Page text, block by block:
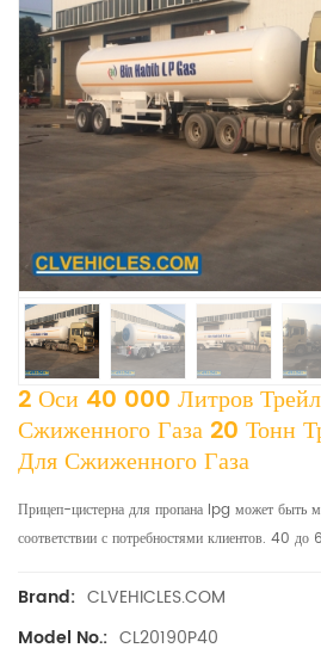
2 Оси 40 000 Литров
Сжиженного Газа 20 Тонн
Для Сжиженного Газа
Прицеп-цистерна для пропана lpg может быть
соответствии с потребностями клиентов. 40 до
Brand: CLVEHICLES.COM
Model No.: CL20190P40